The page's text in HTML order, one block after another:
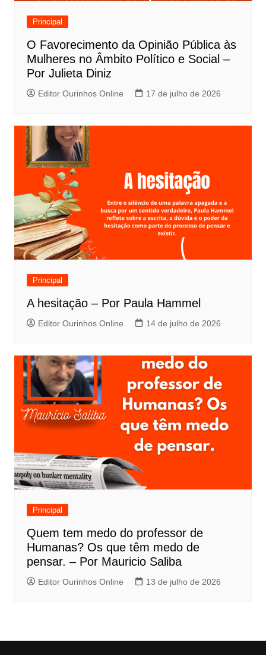
Principal
O Favorecimento da Opinião Pública às
Mulheres no Âmbito Político e Social –
Por Julieta Diniz
Editor Ourinhos Online 17 de julho de 2026
Principal
A hesitação – Por Paula Hammel
Editor Ourinhos Online 14 de julho de 2026
Principal
Quem tem medo do professor de
Humanas? Os que têm medo de
pensar. – Por Mauricio Saliba
Editor Ourinhos Online 13 de julho de 2026